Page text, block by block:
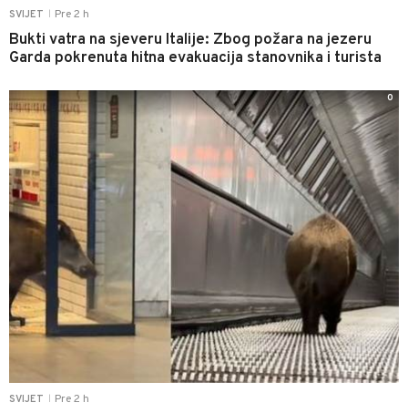
SVIJET Pre 2 h
Bukti vatra na sjeveru Italije: Zbog požara na jezeru
Garda pokrenuta hitna evakuacija stanovnika i turista
SVIJET Pre 2 h
0